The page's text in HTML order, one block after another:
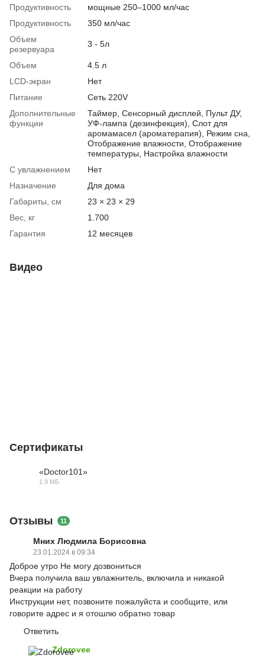
Продуктивность
мощные 250–1000 мл/час
Продуктивность
350 мл/час
Объем
резервуара
3 - 5л
Объем
4.5 л
LCD-экран
Нет
Питание
Сеть 220V
Дополнительные
функции
Таймер, Сенсорный дисплей, Пульт ДУ,
УФ-лампа (дезинфекция), Слот для
аромамасел (ароматерапия), Режим сна,
Отображение влажности, Отображение
температуры, Настройка влажности
С увлажнением
Нет
Назначение
Для дома
Габариты, см
23 × 23 × 29
Вес, кг
1.700
Гарантия
12 месяцев
Видео
Сертификаты
«Doctor101»
1.9 МБ
Отзывы 11
Мних Людмила Борисовна
23.01.2024 в 09:34
Доброе утро Не могу дозвониться
Вчера получила ваш увлажнитель, включила и никакой
реакции на работу
Инструкции нет, позвоните пожалуйста и сообщите, или
говорите адрес и я отошлю обратно товар
Ответить
Zdorovee